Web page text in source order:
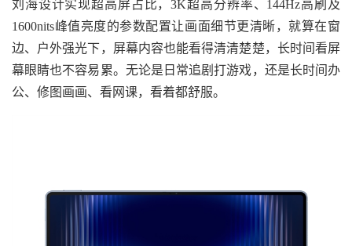
刘海设计实现超高屏占比，3K超高分辨率、144Hz高刷及
1600nits峰值亮度的参数配置让画面细节更清晰，就算在窗
边、户外强光下，屏幕内容也能看得清清楚楚，长时间看屏
幕眼睛也不容易累。无论是日常追剧打游戏，还是长时间办
公、修图画画、看网课，看着都舒服。